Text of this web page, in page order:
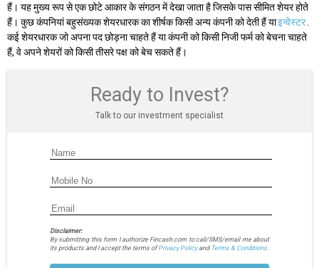
हैं। यह मुख्य रूप से एक छोटे आकार के संगठन में देखा जाता है जिसके पास सीमित शेयर होते
हैं। कुछ कंपनियां बहुसंख्यक शेयरधारक का शीर्षक किसी अन्य कंपनी को देती हैं याइन्वेस्टर
कई शेयरधारक जो अपना पद छोड़ना चाहते हैं या कंपनी को किसी निजी फर्म को बेचना चाहते
हैं, वे अपने शेयरों को किसी तीसरे पक्ष को बेच सकते हैं।
Ready to Invest?
Talk to our investment specialist
Disclaimer:
By submitting this form I authorize Fincash.com to call/SMS/email me about
its products and I accept the terms ofPrivacy Policyand Terms & Conditions.